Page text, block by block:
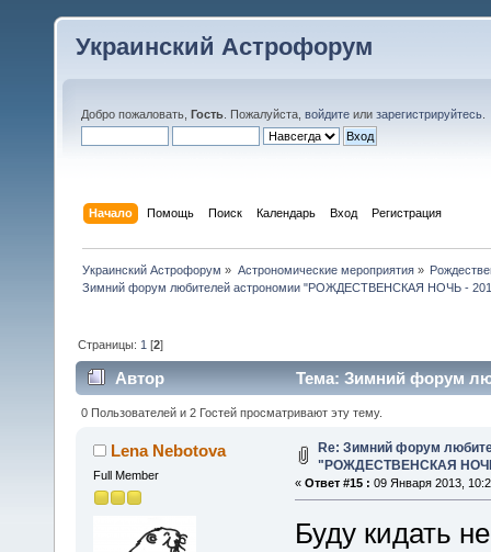
Украинский Астрофорум
Добро пожаловать, Гость . Пожалуйста, войдите или зарегистрируйтесь
Начало Помощь Поиск Календарь Вход Регистрация
Украинский Астрофорум » Астрономические мероприятия»
Зимний форум любителей астрономии "РОЖДЕСТВЕНСКАЯ НОЧЬ -
Страницы: 1 [2]
Автор
Тема: Зимний форум
(Прочитано 43788 раз)
0 Пользователей и 2 Гостей просматривают эту тему.
Lena Nebotova
Full Member
Re: Зимний форум
"РОЖДЕСТВЕНСКАЯ
« Ответ #15 : 09 Января 2013,
Буду кидать